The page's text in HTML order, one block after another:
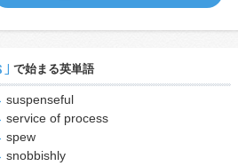
で始まる英単語
suspenseful
service of process
spew
snobbishly